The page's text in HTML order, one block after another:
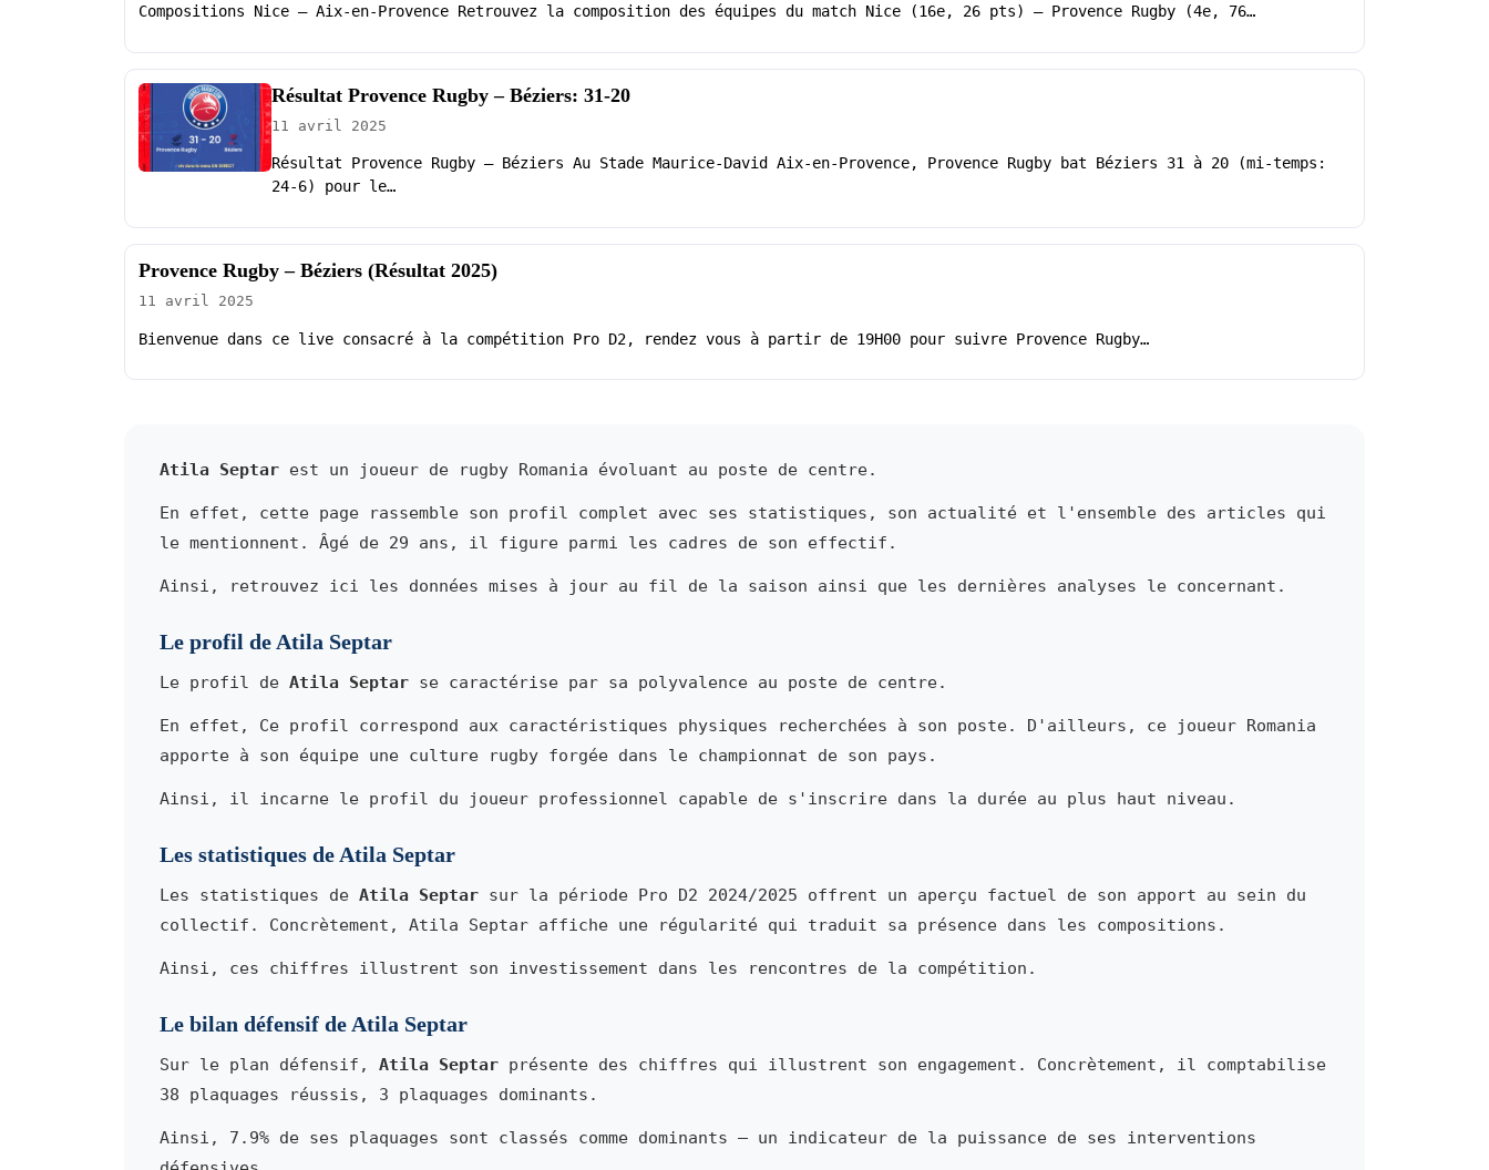
Compositions Nice – Aix-en-Provence Retrouvez la composition des équipes du match Nice (16e, 26 pts) – Provence Rugby (4e, 76…
Résultat Provence Rugby – Béziers: 31-20
11 avril 2025
Résultat Provence Rugby – Béziers Au Stade Maurice-David Aix-en-Provence, Provence Rugby bat Béziers 31 à 20 (mi-temps:
24-6) pour le…
Provence Rugby – Béziers (Résultat 2025)
11 avril 2025
Bienvenue dans ce live consacré à la compétition Pro D2, rendez vous à partir de 19H00 pour suivre Provence Rugby…
Atila Septar est un joueur de rugby Romania évoluant au poste de centre.
En effet, cette page rassemble son profil complet avec ses statistiques, son actualité et l'ensemble des articles qui
le mentionnent. Âgé de 29 ans, il figure parmi les cadres de son effectif.
Ainsi, retrouvez ici les données mises à jour au fil de la saison ainsi que les dernières analyses le concernant.
Le profil de Atila Septar
Le profil de Atila Septar se caractérise par sa polyvalence au poste de centre.
En effet, Ce profil correspond aux caractéristiques physiques recherchées à son poste. D'ailleurs, ce joueur Romania
apporte à son équipe une culture rugby forgée dans le championnat de son pays.
Ainsi, il incarne le profil du joueur professionnel capable de s'inscrire dans la durée au plus haut niveau.
Les statistiques de Atila Septar
Les statistiques de Atila Septar sur la période Pro D2 2024/2025 offrent un aperçu factuel de son apport au sein du
collectif. Concrètement, Atila Septar affiche une régularité qui traduit sa présence dans les compositions.
Ainsi, ces chiffres illustrent son investissement dans les rencontres de la compétition.
Le bilan défensif de Atila Septar
Sur le plan défensif, Atila Septar présente des chiffres qui illustrent son engagement. Concrètement, il comptabilise
38 plaquages réussis, 3 plaquages dominants.
Ainsi, 7.9% de ses plaquages sont classés comme dominants — un indicateur de la puissance de ses interventions